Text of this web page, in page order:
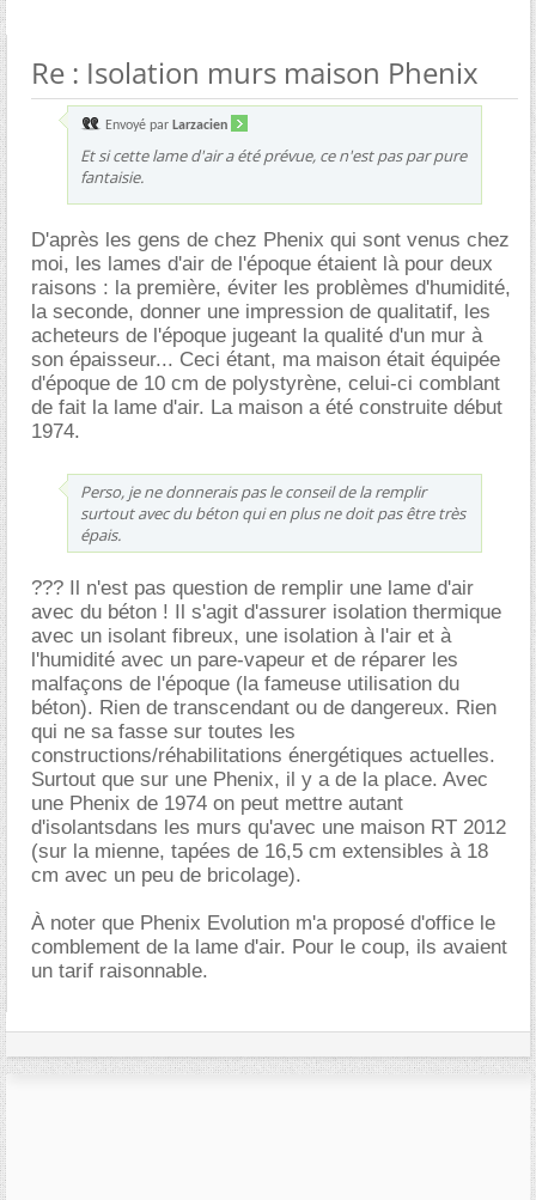
Re : Isolation murs maison Phenix
Envoyé par Larzacien
Et si cette lame d'air a été prévue, ce n'est pas par pure
fantaisie.
D'après les gens de chez Phenix qui sont venus chez
moi, les lames d'air de l'époque étaient là pour deux
raisons : la première, éviter les problèmes d'humidité,
la seconde, donner une impression de qualitatif, les
acheteurs de l'époque jugeant la qualité d'un mur à
son épaisseur... Ceci étant, ma maison était équipée
d'époque de 10 cm de polystyrène, celui-ci comblant
de fait la lame d'air. La maison a été construite début
1974.
Perso, je ne donnerais pas le conseil de la remplir
surtout avec du béton qui en plus ne doit pas être très
épais.
??? Il n'est pas question de remplir une lame d'air
avec du béton ! Il s'agit d'assurer isolation thermique
avec un isolant fibreux, une isolation à l'air et à
l'humidité avec un pare-vapeur et de réparer les
malfaçons de l'époque (la fameuse utilisation du
béton). Rien de transcendant ou de dangereux. Rien
qui ne sa fasse sur toutes les
constructions/réhabilitations énergétiques actuelles.
Surtout que sur une Phenix, il y a de la place. Avec
une Phenix de 1974 on peut mettre autant
d'isolantsdans les murs qu'avec une maison RT 2012
(sur la mienne, tapées de 16,5 cm extensibles à 18
cm avec un peu de bricolage).
À noter que Phenix Evolution m'a proposé d'office le
comblement de la lame d'air. Pour le coup, ils avaient
un tarif raisonnable.